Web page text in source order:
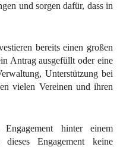
und sorgen dafür, dass in
bereits einen großen
Antrag ausgefüllt oder eine
Unterstützung bei
vielen Vereinen und ihren
hinter einem
Engagement keine